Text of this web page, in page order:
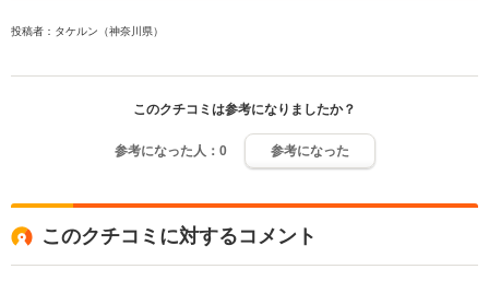
投稿者：タケルン（神奈川県）
このクチコミは参考になりましたか？
参考になった人： 0 参考になった
このクチコミに対するコメント